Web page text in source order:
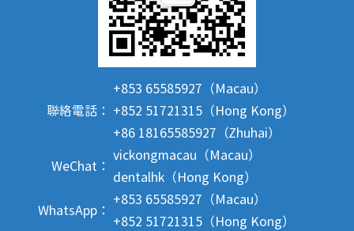
聯絡電話：
+853 65585927（Macau）
+852 51721315（Hong Kong）
+86 18165585927（Zhuhai）
WeChat：
vickongmacau（Macau）
dentalhk（Hong Kong）
WhatsApp：
+853 65585927（Macau）
+852 51721315（Hong Kong）